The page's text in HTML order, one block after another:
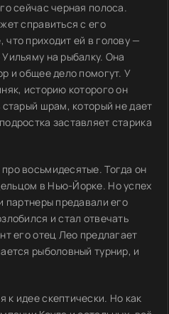
сейчас черная полоса.
справиться с его
приходит ей в голову —
на рыбалку. Она
и общее дело помогут. У
историю которого он
шрам, который не дает
заставляет старика
восьмидесятые. Тогда он
в Нью-Йорке. Но успех
партнеры предавали его
и стал отвечать
его отец Лео предлагает
рыболовный турнир, и
к идее скептически. Но как